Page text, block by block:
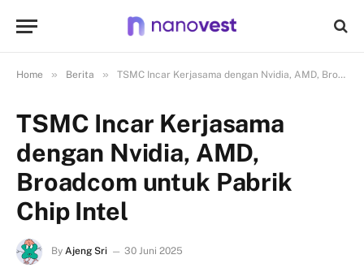
Home » Berita » TSMC Incar Kerjasama dengan Nvidia, AMD, Broadcom untuk Pabrik Chip Intel
TSMC Incar Kerjasama
dengan Nvidia, AMD,
Broadcom untuk Pabrik
Chip Intel
By Ajeng Sri 30 Juni 2025